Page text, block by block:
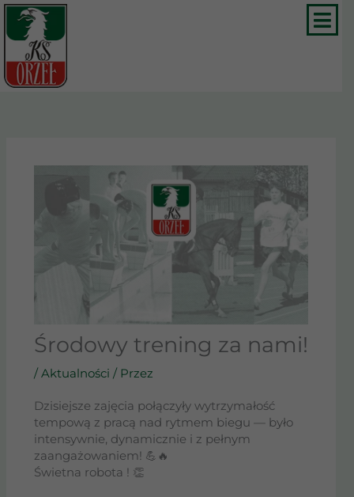
Przejdź
treści
Środowy trening za nami!
/ Aktualności / Przez
Dzisiejsze zajęcia połączyły wytrzymałość
tempową z pracą nad rytmem biegu — było
intensywnie, dynamicznie i z pełnym
zaangażowaniem! 💪🔥
Świetna robota ! 👏